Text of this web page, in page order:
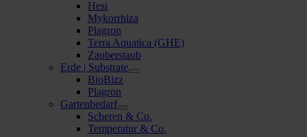
Hesi
Mykorrhiza
Plagron
Terra Aquatica (GHE)
Zauberstaub
Erde | Substrate
BioBizz
Plagron
Gartenbedarf
Scheren & Co.
Temperatur & Co.